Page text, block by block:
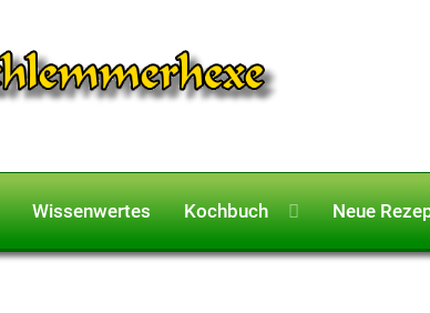
Wissenwertes Kochbuch Neue